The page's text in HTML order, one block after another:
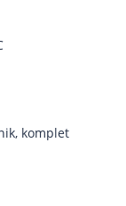
komplet